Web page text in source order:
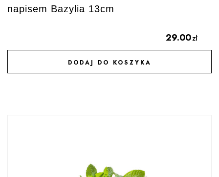
napisem Bazylia 13cm
29.00zł
DODAJ DO KOSZYKA
DODAJ DO ULUBIONYCH